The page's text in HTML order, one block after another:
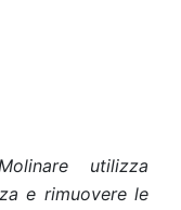
utilizza
e rimuovere le